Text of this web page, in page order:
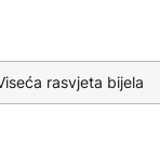
rasvjeta bijela